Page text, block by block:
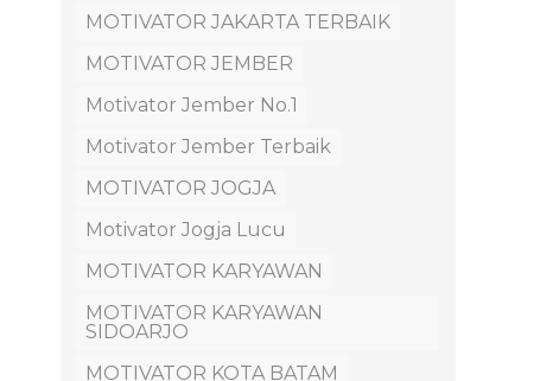
MOTIVATOR JAKARTA TERBAIK
MOTIVATOR JEMBER
Motivator Jember No.1
Motivator Jember Terbaik
MOTIVATOR JOGJA
Motivator Jogja Lucu
MOTIVATOR KARYAWAN
MOTIVATOR KARYAWAN
SIDOARJO
MOTIVATOR KOTA BATAM